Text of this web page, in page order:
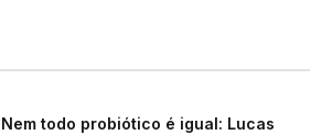
Nem todo probiótico é igual: Lucas